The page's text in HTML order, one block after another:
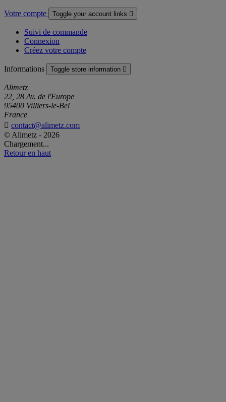
Votre compte Toggle your account links 
Suivi de commande
Connexion
Créez votre compte
Informations Toggle store information 
Alimetz
22, 28 Av. de l'Europe
95400 Villiers-le-Bel
France
 contact@alimetz.com
© Alimetz - 2026
Chargement...
Retour en haut